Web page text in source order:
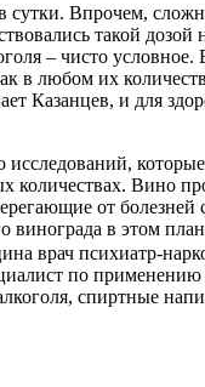
сутки. Впрочем,
такой
– чисто
в любом их
Казанцев, и для
исследований,
количествах. Вино
от
винограда в этом
врач психиатр-
по
, спиртные